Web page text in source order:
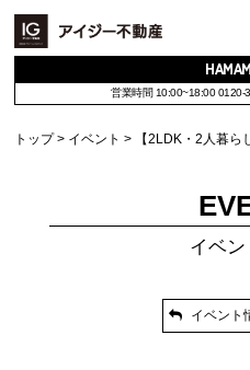
営業時間 10:00~18:00 0120-
トップ イベント 【2LDK・2人暮ら
イベン
イベント